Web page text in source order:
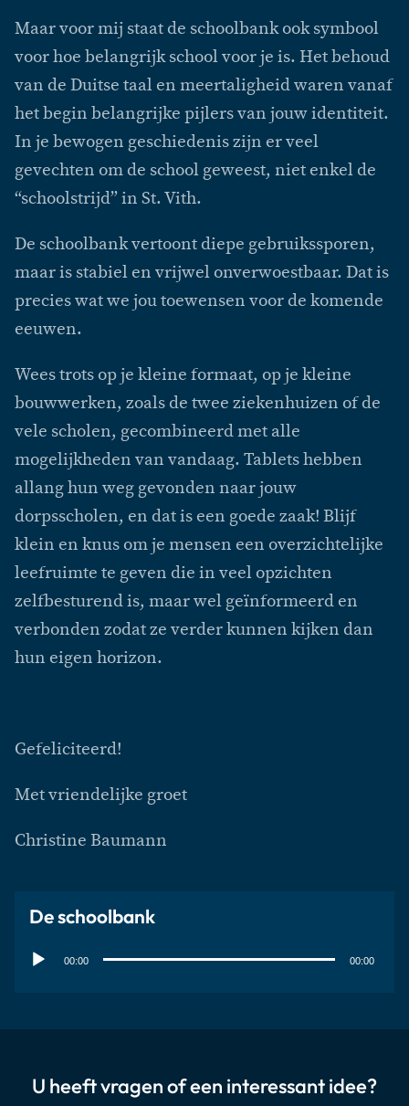
Maar voor mij staat de schoolbank ook symbool
voor hoe belangrijk school voor je is. Het behoud
van de Duitse taal en meertaligheid waren vanaf
het begin belangrijke pijlers van jouw identiteit.
In je bewogen geschiedenis zijn er veel
gevechten om de school geweest, niet enkel de
“schoolstrijd” in St. Vith.
De schoolbank vertoont diepe gebruikssporen,
maar is stabiel en vrijwel onverwoestbaar. Dat is
precies wat we jou toewensen voor de komende
eeuwen.
Wees trots op je kleine formaat, op je kleine
bouwwerken, zoals de twee ziekenhuizen of de
vele scholen, gecombineerd met alle
mogelijkheden van vandaag. Tablets hebben
allang hun weg gevonden naar jouw
dorpsscholen, en dat is een goede zaak! Blijf
klein en knus om je mensen een overzichtelijke
leefruimte te geven die in veel opzichten
zelfbesturend is, maar wel geïnformeerd en
verbonden zodat ze verder kunnen kijken dan
hun eigen horizon.
Gefeliciteerd!
Met vriendelijke groet
Christine Baumann
De schoolbank
00:00 00:00
U heeft vragen of een interessant idee?